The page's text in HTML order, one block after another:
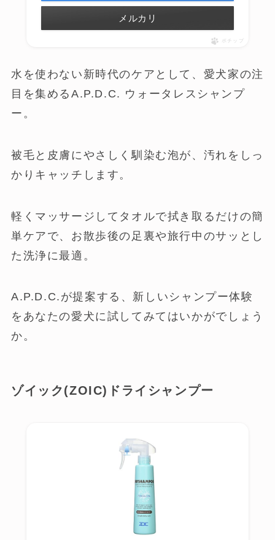
メルカリ
ポチップ
水を使わない新時代のケアとして、愛犬家の注
目を集めるA.P.D.C. ウォータレスシャンプ
ー。
被毛と皮膚にやさしく馴染む泡が、汚れをしっ
かりキャッチします。
軽くマッサージしてタオルで拭き取るだけの簡
単ケアで、お散歩後の足裏や旅行中のサッとし
た洗浄に最適。
A.P.D.C.が提案する、新しいシャンプー体験
をあなたの愛犬に試してみてはいかがでしょう
か。
ゾイック(ZOIC)ドライシャンプー